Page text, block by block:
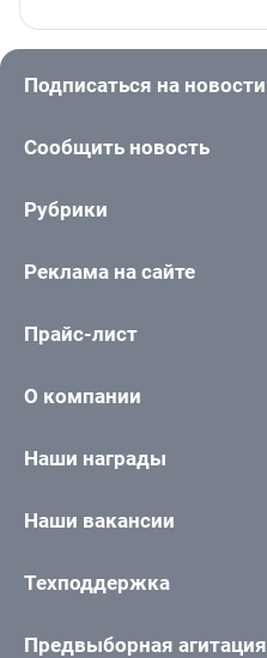
Подписаться на новости
Сообщить новость
Рубрики
Реклама на сайте
Прайс-лист
О компании
Наши награды
Наши вакансии
Техподдержка
Предвыборная агитация